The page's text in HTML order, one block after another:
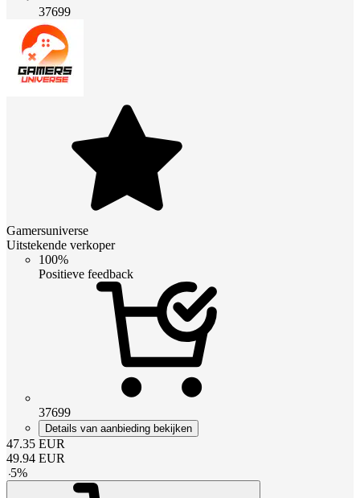
37699
Gamersuniverse
Uitstekende verkoper
100%
Positieve feedback
37699
Details van aanbieding bekijken
47.35 EUR
49.94 EUR
-5%